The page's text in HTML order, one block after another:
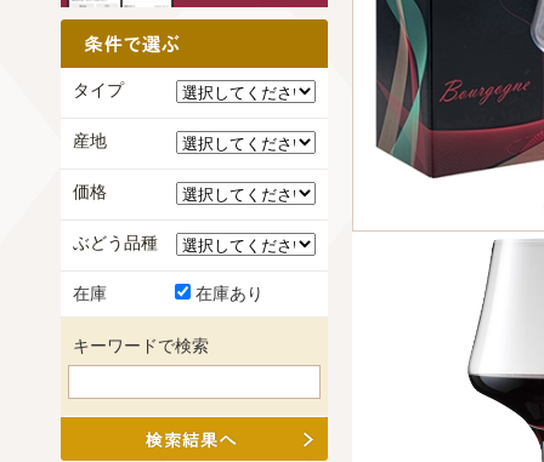
タイプ
産地
価格
ぶどう品種
在庫 在庫あり
キーワードで検索